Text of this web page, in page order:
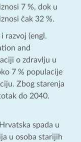
7 %, dok u
čak 32 %.
razvoj (engl.
and
o zdravlju u
7 % populacije
Zbog starenja
do 2040.
spada u
u osoba starijih